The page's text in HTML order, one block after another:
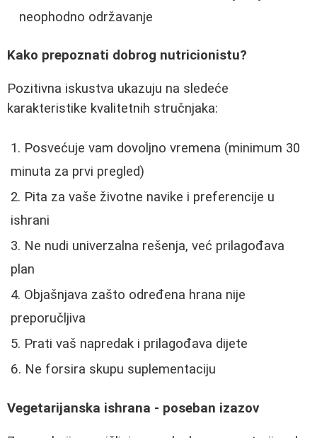
neophodno održavanje
Kako prepoznati dobrog nutricionistu?
Pozitivna iskustva ukazuju na sledeće
karakteristike kvalitetnih stručnjaka:
Posvećuje vam dovoljno vremena (minimum 30
minuta za prvi pregled)
Pita za vaše životne navike i preferencije u
ishrani
Ne nudi univerzalna rešenja, već prilagođava
plan
Objašnjava zašto određena hrana nije
preporučljiva
Prati vaš napredak i prilagođava dijete
Ne forsira skupu suplementaciju
Vegetarijanska ishrana - poseban izazov